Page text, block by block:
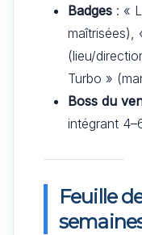
Badges : «
maîtrisées),
(lieu/
Turbo »
Boss du
intégrant
Feuille